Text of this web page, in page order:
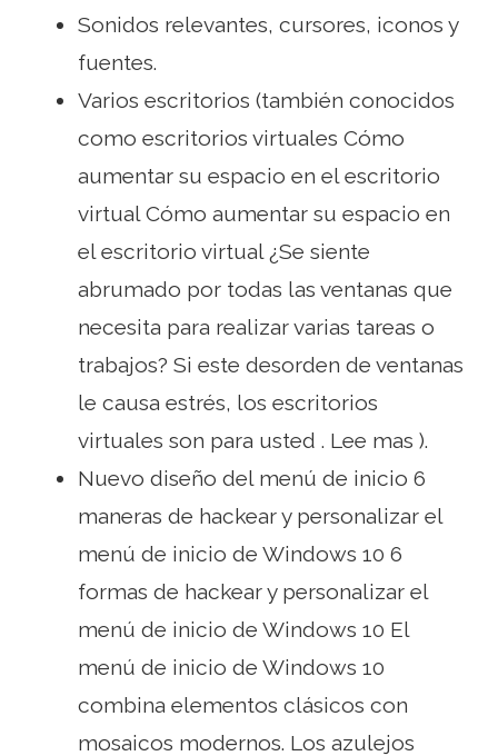
Sonidos relevantes, cursores, iconos y
fuentes.
Varios escritorios (también conocidos
como escritorios virtuales Cómo
aumentar su espacio en el escritorio
virtual Cómo aumentar su espacio en
el escritorio virtual ¿Se siente
abrumado por todas las ventanas que
necesita para realizar varias tareas o
trabajos? Si este desorden de ventanas
le causa estrés, los escritorios
virtuales son para usted . Lee mas ).
Nuevo diseño del menú de inicio 6
maneras de hackear y personalizar el
menú de inicio de Windows 10 6
formas de hackear y personalizar el
menú de inicio de Windows 10 El
menú de inicio de Windows 10
combina elementos clásicos con
mosaicos modernos. Los azulejos